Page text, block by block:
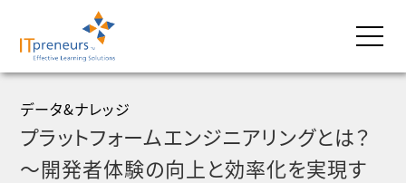
データ&ナレッジ
プラットフォームエンジニアリングとは？
〜開発者体験の向上と効率化を実現す